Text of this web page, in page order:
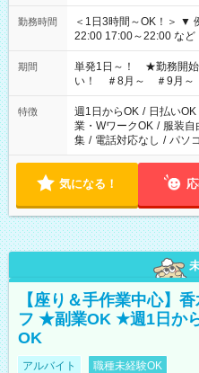
勤務時間
＜1日3時間～OK！＞ ▼ 例えば… ▼ 15:00～18:00 15:00～
22:00 17:00～22:00 など こちら以外の時間もお気軽にご相談く
ださい！
期間
単発1日～！ ★勤務開始
い！ ＃8月～ ＃9月～
特徴 週1日からOK / 日払いOK
業・WワークOK / 服装自
集 / 電話対応なし / パソ
気になる！
【座り＆手作業中心】
フ ★副業OK ★週1日か
OK
アルバイト 職種未経験OK